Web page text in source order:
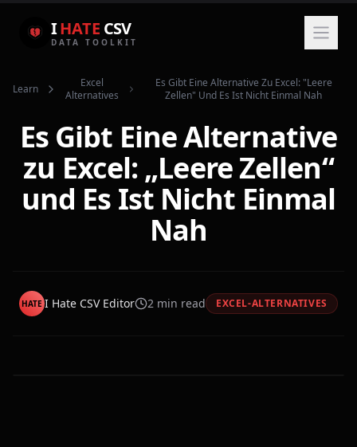
IHATE CSV
DATA TOOLKIT
Learn
Excel
Alternatives
Es Gibt Eine Alternative Zu Excel: "leere
Zellen" Und Es Ist Nicht Einmal Nah
Es Gibt Eine Alternative
zu Excel: „Leere Zellen“
und Es Ist Nicht Einmal
Nah
HATE I Hate CSV Editor 2 min read EXCEL-ALTERNATIVES